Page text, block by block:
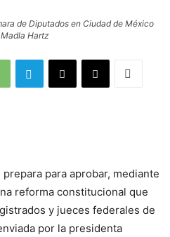
de Diputados en Ciudad de México
Hartz
para aprobar, mediante
reforma constitucional que
y jueces federales de
por la presidenta